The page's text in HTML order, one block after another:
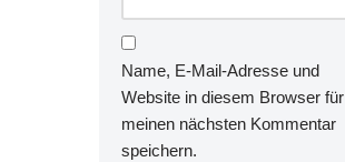
Name, E-Mail-Adresse und
Website in diesem Browser für
meinen nächsten Kommentar
speichern.